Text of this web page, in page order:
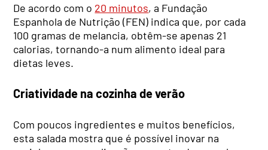
De acordo com o 20 minutos, a Fundação
Espanhola de Nutrição (FEN) indica que, por cada
100 gramas de melancia, obtêm-se apenas 21
calorias, tornando-a num alimento ideal para
dietas leves.
Criatividade na cozinha de verão
Com poucos ingredientes e muitos benefícios,
esta salada mostra que é possível inovar na